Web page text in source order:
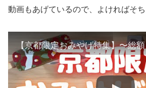
動画もあげているので、よければそ